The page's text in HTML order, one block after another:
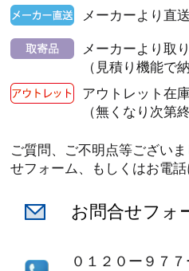
メーカーより直送
メーカーより取
（見積り機能で
アウトレット在
（無くなり次第
ご質問、ご不明点等ござい
せフォーム、もしくはお電話
お問合せフォ
０１２０ー９７７